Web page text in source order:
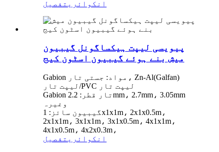
انکوائری تفصیل
پیویسی لیپت ہیکساگونل گیبیون
میش بنے ہوئے گیبیون اسٹون کیج
Gabion مواد: جستی تار، Zn-Al(Galfan)
لیپت تار/PVC لیپت تار
Gabion تار قطر: 2.2mm، 2.7mm، 3.05mm
وغیرہ
گیبیون سائز: 1x1x1m، 2x1x0.5m،
2x1x1m، 3x1x1m، 3x1x0.5m، 4x1x1m،
4x1x0.5m، 4x2x0.3m،
انکوائری تفصیل